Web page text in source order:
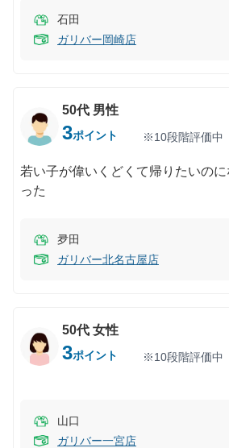
石田
ガリバー岡崎店
50代 男性
3ポイント ※10段階評価中
若い子が偉いくどくて帰りたいの
った
夛田
ガリバー北名古屋店
50代 女性
3ポイント ※10段階評価中
山口
ガリバー一宮店